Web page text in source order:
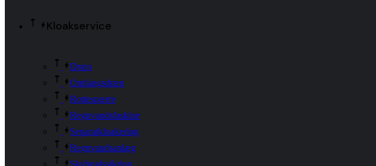
Kloakservice
Dræn
Omfangsdræn
Rottespærre
Regnvandsfaskine
Separatkloakering
Regnvandsanlæg
Skybrudssikring